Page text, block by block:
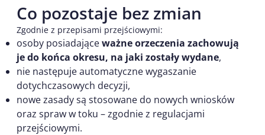
Co pozostaje bez zmian
Zgodnie z przepisami przejściowymi:
osoby posiadająceważne orzeczenia zachowują
je do końca okresu, na jaki zostały wydane,
nie następuje automatyczne wygaszanie
dotychczasowych decyzji,
nowe zasady są stosowane do nowych wniosków
oraz spraw w toku – zgodnie z regulacjami
przejściowymi.